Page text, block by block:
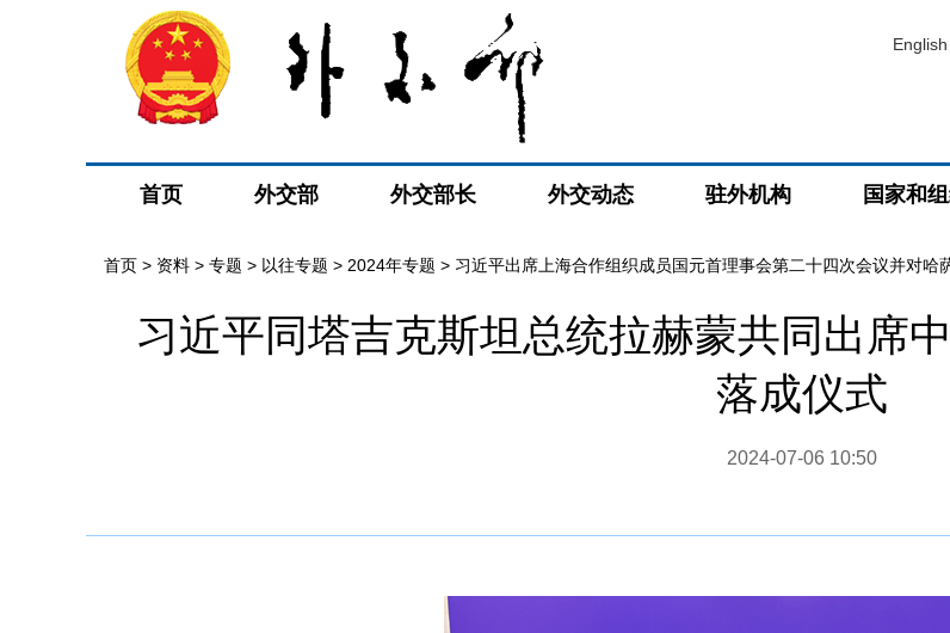
English
首页 外交部 外交部长 外交动态 驻外机构 国家和
首页 > 资料 > 专题 > 以往专题 > 2024年专题 > 习近平出席上海合作组织成员国元首理事会第二十四次会议并对哈
习近平同塔吉克斯坦总统拉赫蒙共同出席
落成仪式
2024-07-06 10:50